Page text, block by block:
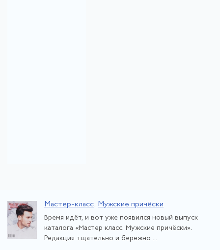
Мастер-класс. Мужские причёски
Время идёт, и вот уже появился новый выпуск
каталога «Мастер класс. Мужские причёски».
Редакция тщательно и бережно ...